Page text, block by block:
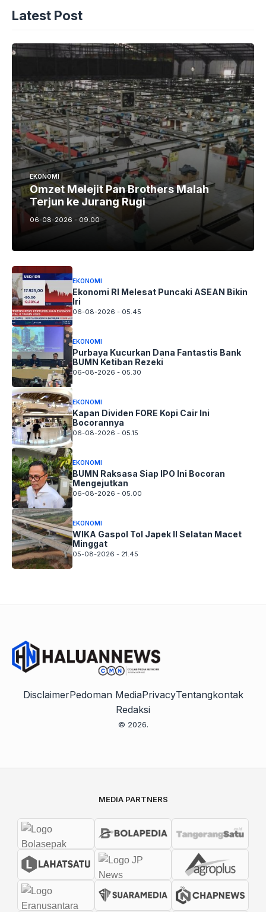
Latest Post
EKONOMI
Omzet Melejit Pan Brothers Malah
Terjun ke Jurang Rugi
06-08-2026 - 09.00
EKONOMI
Ekonomi RI Melesat Puncaki ASEAN Bikin
Iri
06-08-2026 - 05.45
EKONOMI
Purbaya Kucurkan Dana Fantastis Bank
BUMN Ketiban Rezeki
06-08-2026 - 05.30
EKONOMI
Kapan Dividen FORE Kopi Cair Ini
Bocorannya
06-08-2026 - 05.15
EKONOMI
BUMN Raksasa Siap IPO Ini Bocoran
Mengejutkan
06-08-2026 - 05.00
EKONOMI
WIKA Gaspol Tol Japek II Selatan Macet
Minggat
05-08-2026 - 21.45
DisclaimerPedoman MediaPrivacyTentangkontak
Redaksi
© 2026.
MEDIA PARTNERS